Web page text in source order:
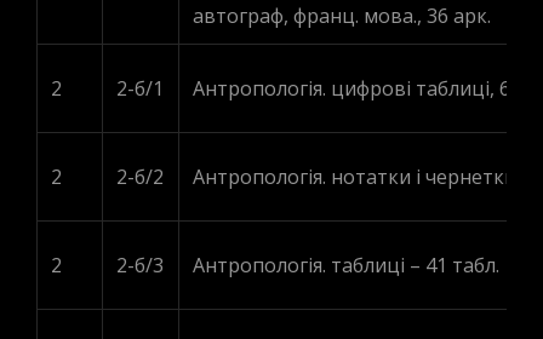
aвтограф, франц. мова., 36 арк.
2 2-б/1 Антропологія. цифрові таблиці, 6
2 2-б/2 Антропологія. нотатки і чернетки
2 2-б/3 Антропологія. таблиці – 41 табл.